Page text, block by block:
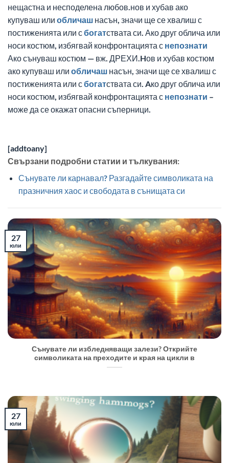
нещастна и несподелена любов.нов и хубав ако
купуваш или обличаш насън, значи ще се хвалиш с
постиженията или сбогатствата си. Ако друг облича или
носи костюм, избягвай конфронтацията с непознати
Ако сънуваш костюм — вж. ДРЕХИ.Hов и хубав костюм
ако купуваш или обличаш насън, значи ще се хвалиш с
постиженията или сбогатствата си. Aко друг облича или
носи костюм, избягвай конфронтацията с непознати –
може да се окажат опасни съперници.
[addtoany]
Свързани подробни статии и тълкувания:
Сънувате ли карнавал? Разгадайте символиката на
празничния хаос и свободата в сънищата си
Сънувате ли избледняващи залези? Открийте
символиката на преходите и края на цикли в
27
юли
27
юли